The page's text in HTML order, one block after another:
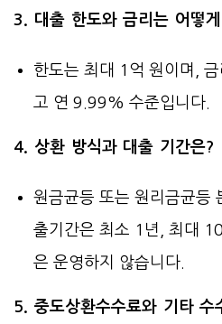
3. 대출 한도와 금리는 어떻
한도는 최대 1억 원이며,
고 연 9.99% 수준입니다.
4. 상환 방식과 대출 기간은?
원금균등 또는 원리금균등
출기간은 최소 1년, 최대
은 운영하지 않습니다.
5. 중도상환수수료와 기타 수